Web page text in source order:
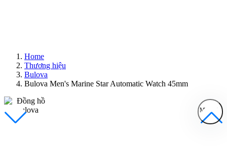
Home
Thương hiệu
Bulova
Bulova Men's Marine Star Automatic Watch 45mm
MENU
Đồng Hồ Nam